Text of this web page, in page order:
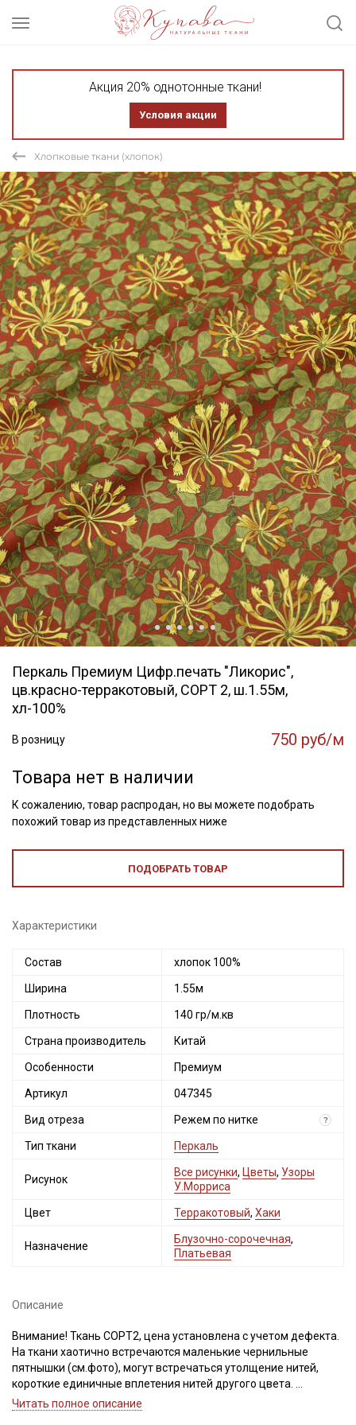
Акция 20% однотонные ткани!
Условия акции
Хлопковые ткани (хлопок)
Перкаль Премиум Цифр.печать "Ликорис",
цв.красно-терракотовый, СОРТ 2, ш.1.55м,
хл-100%
В розницу 750 руб/м
Товара нет в наличии
К сожалению, товар распродан, но вы можете подобрать
похожий товар из представленных ниже
ПОДОБРАТЬ ТОВАР
Характеристики
Состав хлопок 100%
Ширина 1.55м
Плотность 140 гр/м.кв
Страна производитель Китай
Особенности Премиум
Артикул 047345
Вид отреза Режем по нитке ?
Тип ткани Перкаль
Рисунок
Все рисунки, Цветы, Узоры
У.Морриса
Цвет Терракотовый, Хаки
Назначение
Блузочно-сорочечная,
Платьевая
Описание
Внимание! Ткань СОРТ2, цена установлена с учетом дефекта.
На ткани хаотично встречаются маленькие чернильные
пятнышки (см.фото), могут встречаться утолщение нитей,
короткие единичные вплетения нитей другого цвета.
Ткань рвем, чтобы избежать перекосов при дальнейшей
Читать полное описание